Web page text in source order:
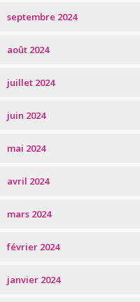
septembre 2024
août 2024
juillet 2024
juin 2024
mai 2024
avril 2024
mars 2024
février 2024
janvier 2024